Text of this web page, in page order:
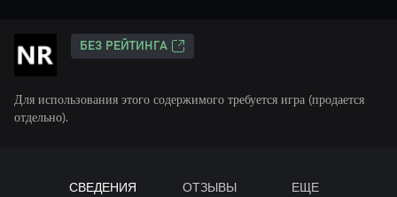
БЕЗ РЕЙТИНГА
Для использования этого содержимого требуется игра (продается
отдельно).
СВЕДЕНИЯ ОТЗЫВЫ ЕЩЕ